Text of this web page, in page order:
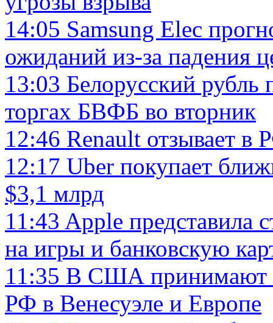
14:05 Samsung Elec
ожиданий из-за падения
13:03 Белорусский рубль
торгах БВФБ во вторник
12:46 Renault отзывает в
12:17 Uber покупает
$3,1 млрд
11:43 Apple представила
на игры и банковскую
11:35 В США принимают
РФ в Венесуэле и Европе